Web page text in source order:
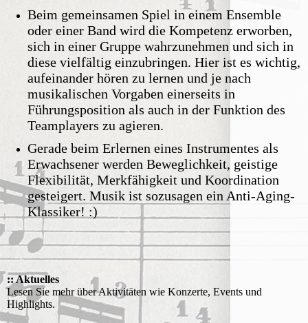
Beim gemeinsamen Spiel in einem Ensemble
oder einer Band wird die Kompetenz erworben,
sich in einer Gruppe wahrzunehmen und sich in
diese vielfältig einzubringen. Hier ist es wichtig,
aufeinander hören zu lernen und je nach
musikalischen Vorgaben einerseits in
Führungsposition als auch in der Funktion des
Teamplayers zu agieren.
Gerade beim Erlernen eines Instrumentes als
Erwachsener werden Beweglichkeit, geistige
Flexibilität, Merkfähigkeit und Koordination
gesteigert. Musik ist sozusagen ein Anti-Aging-
Klassiker! :)
:: Aktuelles
Lesen Sie mehr über Aktivitäten wie Konzerte, Events und
Highlights.